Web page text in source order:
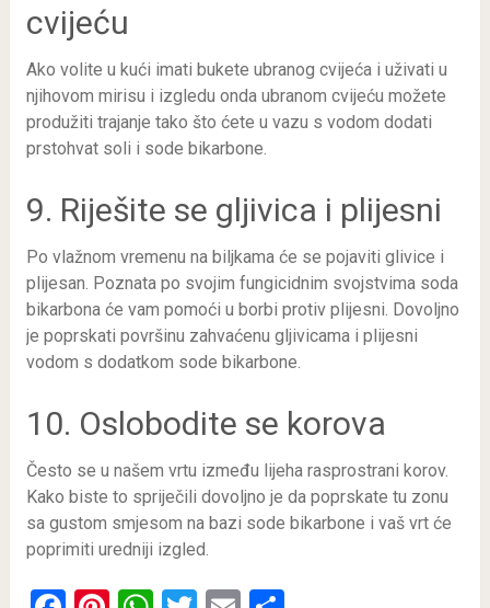
cvijeću
Ako volite u kući imati bukete ubranog cvijeća i uživati u
njihovom mirisu i izgledu onda ubranom cvijeću možete
produžiti trajanje tako što ćete u vazu s vodom dodati
prstohvat soli i sode bikarbone.
9. Riješite se gljivica i plijesni
Po vlažnom vremenu na biljkama će se pojaviti glivice i
plijesan. Poznata po svojim fungicidnim svojstvima soda
bikarbona će vam pomoći u borbi protiv plijesni. Dovoljno
je poprskati površinu zahvaćenu gljivicama i plijesni
vodom s dodatkom sode bikarbone.
10. Oslobodite se korova
Često se u našem vrtu između lijeha rasprostrani korov.
Kako biste to spriječili dovoljno je da poprskate tu zonu
sa gustom smjesom na bazi sode bikarbone i vaš vrt će
poprimiti uredniji izgled.